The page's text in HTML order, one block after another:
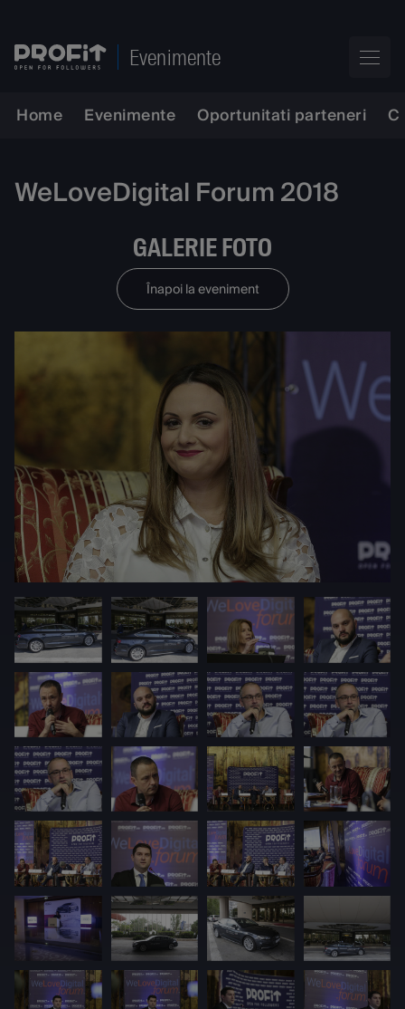
Evenimente
Home Evenimente Oportunitati parteneri
WeLoveDigital Forum 2018
GALERIE FOTO
Înapoi la eveniment